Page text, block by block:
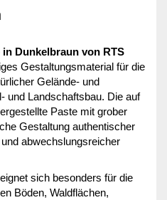
Dunkelbraun von RTS
Gestaltungsmaterial für die
Gelände- und
und Landschaftsbau. Die auf
Paste mit grober
Gestaltung authentischer
abwechslungsreicher
sich besonders für die
Böden, Waldflächen,